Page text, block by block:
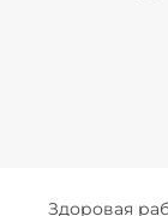
Здоровая